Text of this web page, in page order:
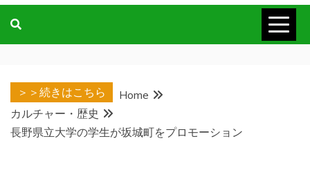
＞＞続きはこちら
Home
カルチャー・歴史
長野県立大学の学生が坂城町をプロモーション